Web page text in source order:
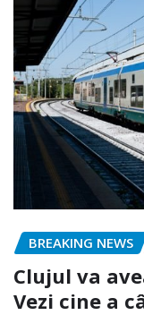
BREAKING NEWS
Clujul va
Vezi cine a